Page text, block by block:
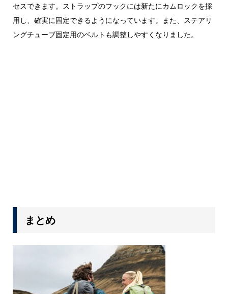
セスできます。ストラップのフックには新たにカムロックを採
用し、確実に固定できるようになっています。また、ステアリ
ングチューブ固定用のベルトも調整しやすくなりました。
まとめ